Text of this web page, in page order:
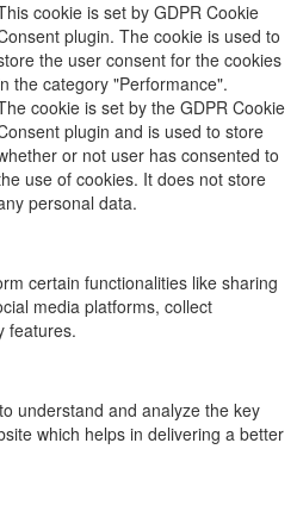
cookie is set by GDPR Cookie
plugin. The cookie is used to
the user consent for the cookies
the category "Performance".
cookie is set by the GDPR Cookie
plugin and is used to store
or not user has consented to
use of cookies. It does not store
personal data.
certain functionalities like sharing
media platforms, collect
features.
understand and analyze the key
which helps in delivering a better